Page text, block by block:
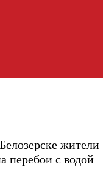
жители
перебои с водой